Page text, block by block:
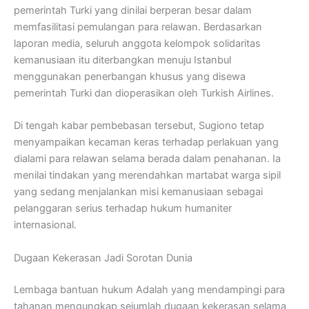
pemerintah Turki yang dinilai berperan besar dalam
memfasilitasi pemulangan para relawan. Berdasarkan
laporan media, seluruh anggota kelompok solidaritas
kemanusiaan itu diterbangkan menuju Istanbul
menggunakan penerbangan khusus yang disewa
pemerintah Turki dan dioperasikan oleh Turkish Airlines.
Di tengah kabar pembebasan tersebut, Sugiono tetap
menyampaikan kecaman keras terhadap perlakuan yang
dialami para relawan selama berada dalam penahanan. Ia
menilai tindakan yang merendahkan martabat warga sipil
yang sedang menjalankan misi kemanusiaan sebagai
pelanggaran serius terhadap hukum humaniter
internasional.
Dugaan Kekerasan Jadi Sorotan Dunia
Lembaga bantuan hukum Adalah yang mendampingi para
tahanan mengungkap sejumlah dugaan kekerasan selama